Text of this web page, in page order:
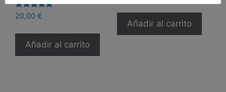
Valorado
con
de 5
20,00 €
Añadir al carrito
Añadir al carrito